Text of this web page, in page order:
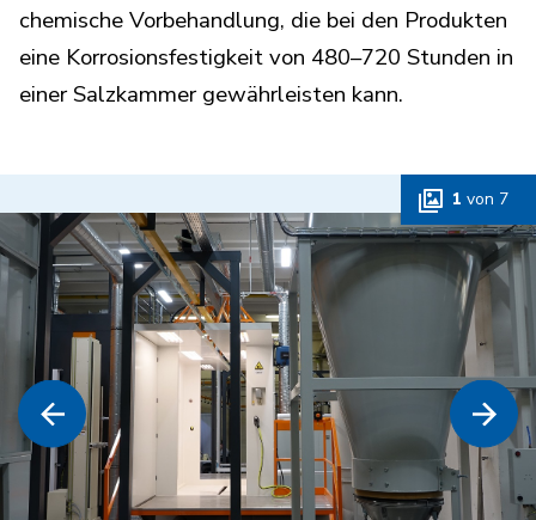
chemische Vorbehandlung, die bei den Produkten
eine Korrosionsfestigkeit von 480–720 Stunden in
einer Salzkammer gewährleisten kann.
1 von 7